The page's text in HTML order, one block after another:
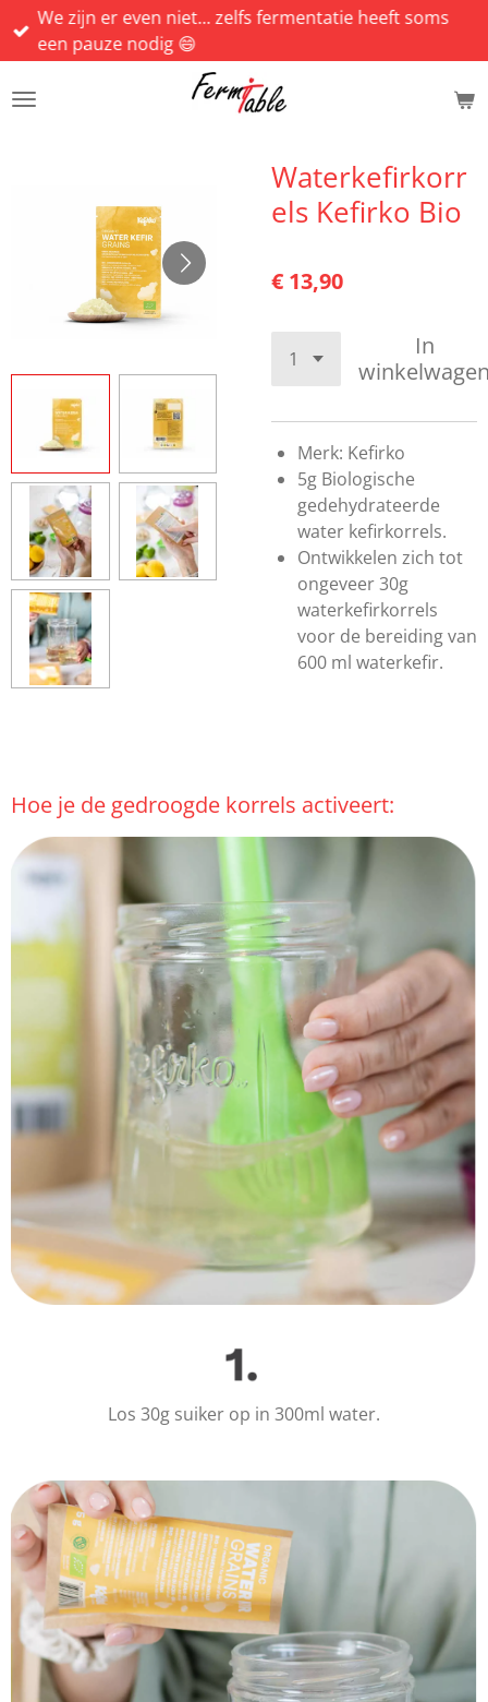
Ga
direct
de
We zijn er even niet... zelfs fermentatie heeft soms
een pauze nodig 😄
Waterkefirkorr
els Kefirko Bio
€ 13,90
In
Merk: Kefirko
5g Biologische
gedehydrateerde
water kefirkorrels.
Ontwikkelen zich tot
ongeveer 30g
waterkefirkorrels
voor de bereiding van
600 ml waterkefir.
Hoe je de gedroogde korrels activeert:
Los 30g suiker op in 300ml water.